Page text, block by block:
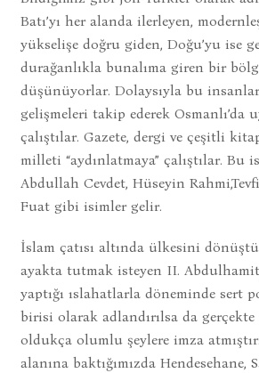
Batı’yı her alanda ilerleyen,
yükselişe doğru giden, Doğu’yu ise
durağanlıkla bunalıma giren bir
düşünüyorlar. Dolaysıyla bu
gelişmeleri takip ederek Osmanlı’da
çalıştılar. Gazete, dergi ve çeşitli
milleti “aydınlatmaya” çalıştılar. Bu
Abdullah Cevdet, Hüseyin
Fuat gibi isimler gelir.
İslam çatısı altında ülkesini
ayakta tutmak isteyen II.
yaptığı ıslahatlarla döneminde sert
birisi olarak adlandırılsa da
oldukça olumlu şeylere imza
alanına baktığımızda Hendesehane,